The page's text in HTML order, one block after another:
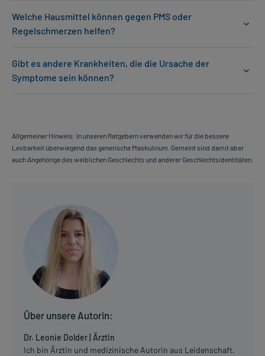
Welche Hausmittel können gegen PMS oder
Regelschmerzen helfen?
Gibt es andere Krankheiten, die die Ursache der
Symptome sein können?
Allgemeiner Hinweis: In unseren Ratgebern verwenden wir für die bessere
Lesbarkeit überwiegend das generische Maskulinum. Gemeint sind damit aber
auch Angehörige des weiblichen Geschlechts und anderer Geschlechtsidentitäten.
Über unsere Autorin:
Dr. Leonie Dolder | Ärztin
Ich bin Ärztin und medizinische Autorin aus Leidenschaft.